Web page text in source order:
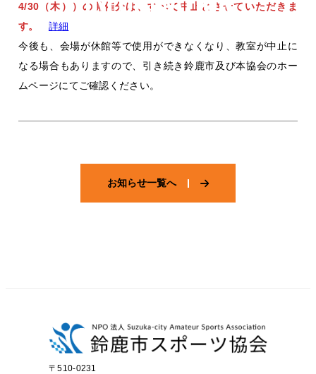
4/30（木））の開催分は、すべて中止とさせていただきま
す。
詳細
今後も、会場が休館等で使用ができなくなり、教室が中止に
なる場合もありますので、引き続き鈴鹿市及び本協会のホー
ムページにてご確認ください。
お知らせ一覧へ
〒510-0231